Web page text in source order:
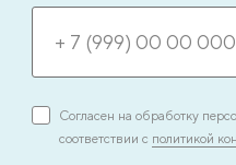
Согласен на обработку
соответствии с политикой